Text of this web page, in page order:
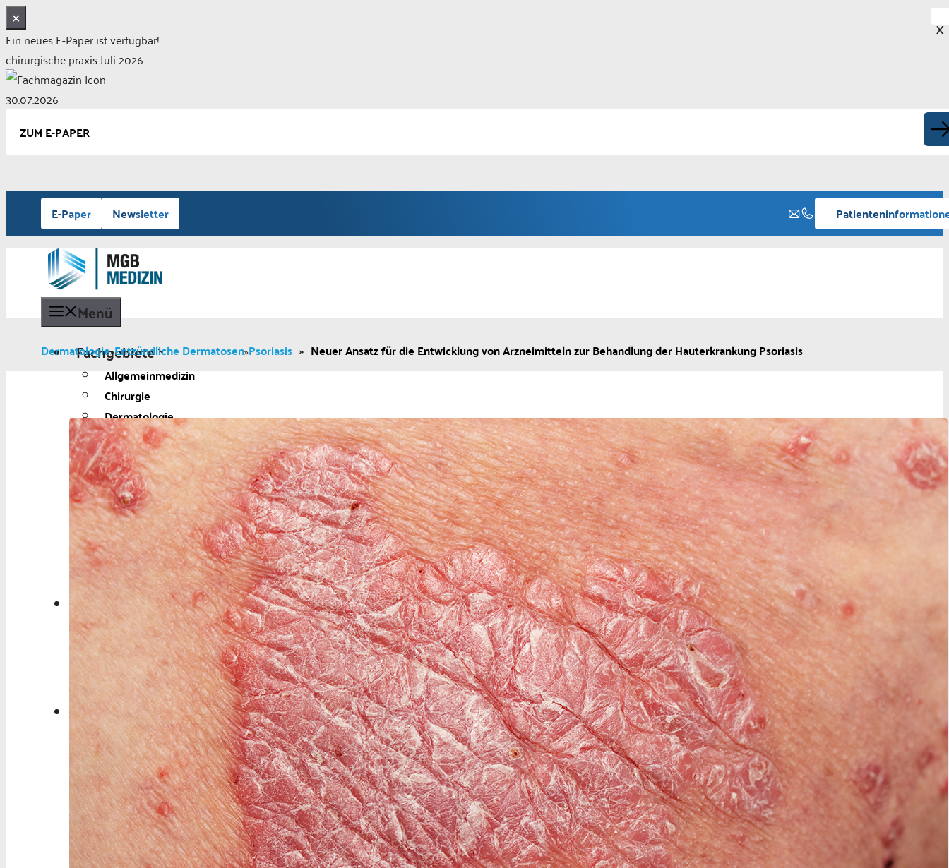
✕
Ein neues E-Paper ist verfügbar!
chirurgische praxis Juli 2026
30.07.2026
ZUM E-PAPER
springen
E-Paper Newsletter
Menü
Fachgebiete
Allgemeinmedizin
Chirurgie
Dermatologie
Diabetologie
Gynäkologie
Kardiologie
Neurologie und Psychiatrie
Onkologie
Ophthalmologie
Pädiatrie
Urologie
Aktuelles
Aktuelles
Berufspolitik
Personalia
Panorama
Service
Kongress
Literatur
Aus der Industrie
Videos
Podcast
Veranstaltungen
Zahlen | Daten | Fakten
Dermatologie»Entzündliche Dermatosen»Psoriasis » Neuer Ansatz für die Entwicklung von Arzneimitteln zur Behandlung der Hauterkrankung Psoriasis
X